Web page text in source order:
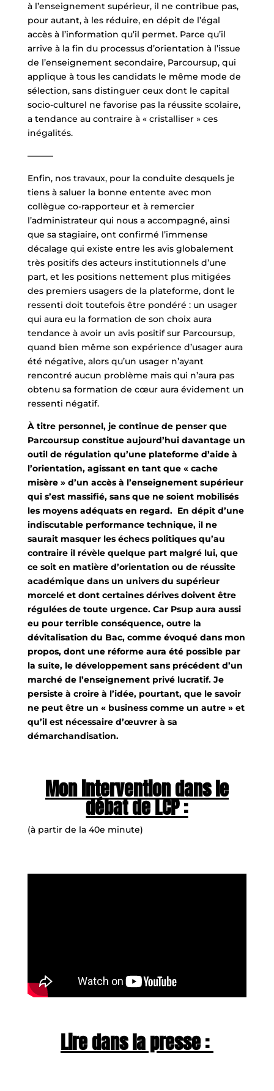
à l’enseignement supérieur, il ne contribue pas,
pour autant, à les réduire, en dépit de l’égal
accès à l’information qu’il permet. Parce qu’il
arrive à la fin du processus d’orientation à l’issue
de l’enseignement secondaire, Parcoursup, qui
applique à tous les candidats le même mode de
sélection, sans distinguer ceux dont le capital
socio-culturel ne favorise pas la réussite scolaire,
a tendance au contraire à « cristalliser » ces
inégalités.
———
Enfin, nos travaux, pour la conduite desquels je
tiens à saluer la bonne entente avec mon
collègue co-rapporteur et à remercier
l’administrateur qui nous a accompagné, ainsi
que sa stagiaire, ont confirmé l’immense
décalage qui existe entre les avis globalement
très positifs des acteurs institutionnels d’une
part, et les positions nettement plus mitigées
des premiers usagers de la plateforme, dont le
ressenti doit toutefois être pondéré : un usager
qui aura eu la formation de son choix aura
tendance à avoir un avis positif sur Parcoursup,
quand bien même son expérience d’usager aura
été négative, alors qu’un usager n’ayant
rencontré aucun problème mais qui n’aura pas
obtenu sa formation de cœur aura évidement un
ressenti négatif.
À titre personnel, je continue de penser que
Parcoursup constitue aujourd’hui davantage un
outil de régulation qu’une plateforme d’aide à
l’orientation, agissant en tant que « cache
misère » d’un accès à l’enseignement supérieur
qui s’est massifié, sans que ne soient mobilisés
les moyens adéquats en regard. En dépit d’une
indiscutable performance technique, il ne
saurait masquer les échecs politiques qu’au
contraire il révèle quelque part malgré lui, que
ce soit en matière d’orientation ou de réussite
académique dans un univers du supérieur
morcelé et dont certaines dérives doivent être
régulées de toute urgence. Car Psup aura aussi
eu pour terrible conséquence, outre la
dévitalisation du Bac, comme évoqué dans mon
propos, dont une réforme aura été possible par
la suite, le développement sans précédent d’un
marché de l’enseignement privé lucratif. Je
persiste à croire à l’idée, pourtant, que le savoir
ne peut être un « business comme un autre » et
qu’il est nécessaire d’œuvrer à sa
démarchandisation.
Mon intervention dans le
débat de LCP :
(à partir de la 40e minute)
Lire dans la presse :